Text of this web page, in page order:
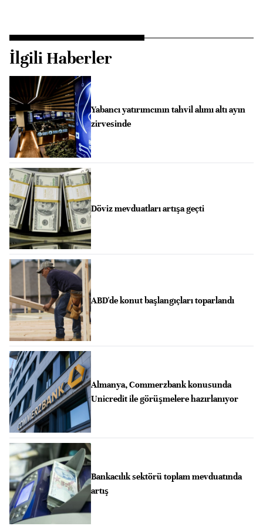
İlgili Haberler
Yabancı yatırımcının tahvil alımı altı ayın
zirvesinde
Döviz mevduatları artışa geçti
ABD'de konut başlangıçları toparlandı
Almanya, Commerzbank konusunda
Unicredit ile görüşmelere hazırlanıyor
Bankacılık sektörü toplam mevduatında
artış